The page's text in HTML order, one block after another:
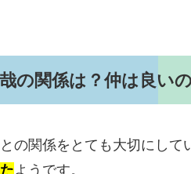
の関係は？仲は良い
の関係をとても大切にして
ようです。